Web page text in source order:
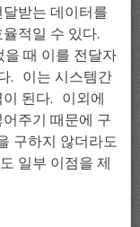
받는 데이터를
적일 수 있다.
을 때 이를 전달자
. 이는 시스템간
이 된다. 이외에
주기 때문에 구
구하지 않더라도
일부 이점을 제